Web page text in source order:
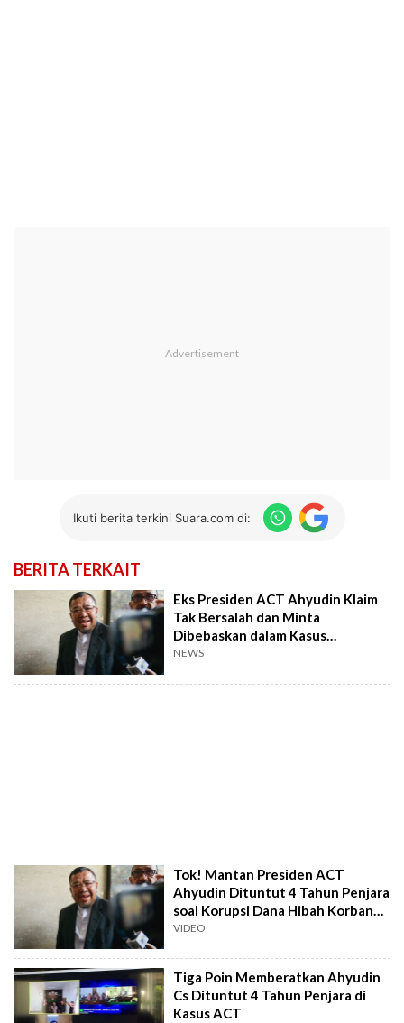
Ikuti berita terkini Suara.com di:
BERITA TERKAIT
Eks Presiden ACT Ahyudin Klaim
Tak Bersalah dan Minta
Dibebaskan dalam Kasus
Penyelewengan Dana Hibah Lion
NEWS
Tok! Mantan Presiden ACT
Ahyudin Dituntut 4 Tahun Penjara
soal Korupsi Dana Hibah Korban
Lion Air Rp117 Miliar
VIDEO
Tiga Poin Memberatkan Ahyudin
Cs Dituntut 4 Tahun Penjara di
Kasus ACT